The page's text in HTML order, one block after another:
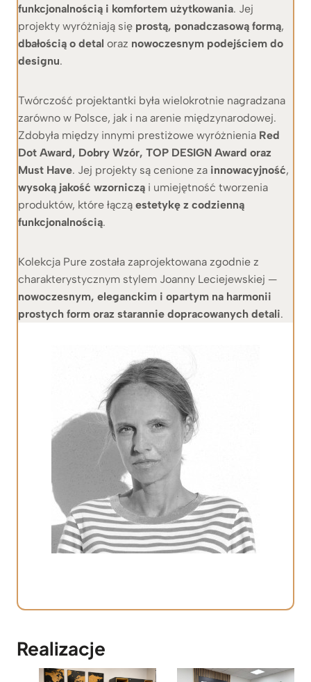
funkcjonalnością i komfortem użytkowania. Jej
projekty wyróżniają się prostą, ponadczasową formą,
dbałością o detal oraz nowoczesnym podejściem do
designu.
Twórczość projektantki była wielokrotnie nagradzana
zarówno w Polsce, jak i na arenie międzynarodowej.
Zdobyła między innymi prestiżowe wyróżnienia Red
Dot Award, Dobry Wzór, TOP DESIGN Award oraz
Must Have. Jej projekty są cenione za innowacyjność,
wysoką jakość wzorniczą i umiejętność tworzenia
produktów, które łączą estetykę z codzienną
funkcjonalnością.
Kolekcja Pure została zaprojektowana zgodnie z
charakterystycznym stylem Joanny Leciejewskiej —
nowoczesnym, eleganckim i opartym na harmonii
prostych form oraz starannie dopracowanych detali.
Realizacje